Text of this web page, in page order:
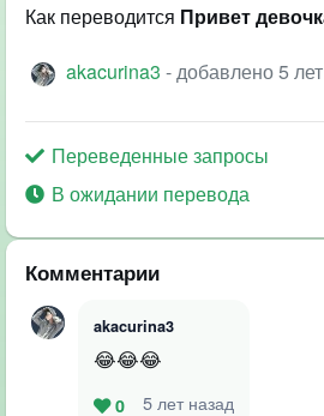
Как переводится Привет
akacurina3 - добавлено 5
Переведенные запросы
В ожидании перевода
Комментарии
akacurina3
😂😂😂
0 5 лет назад